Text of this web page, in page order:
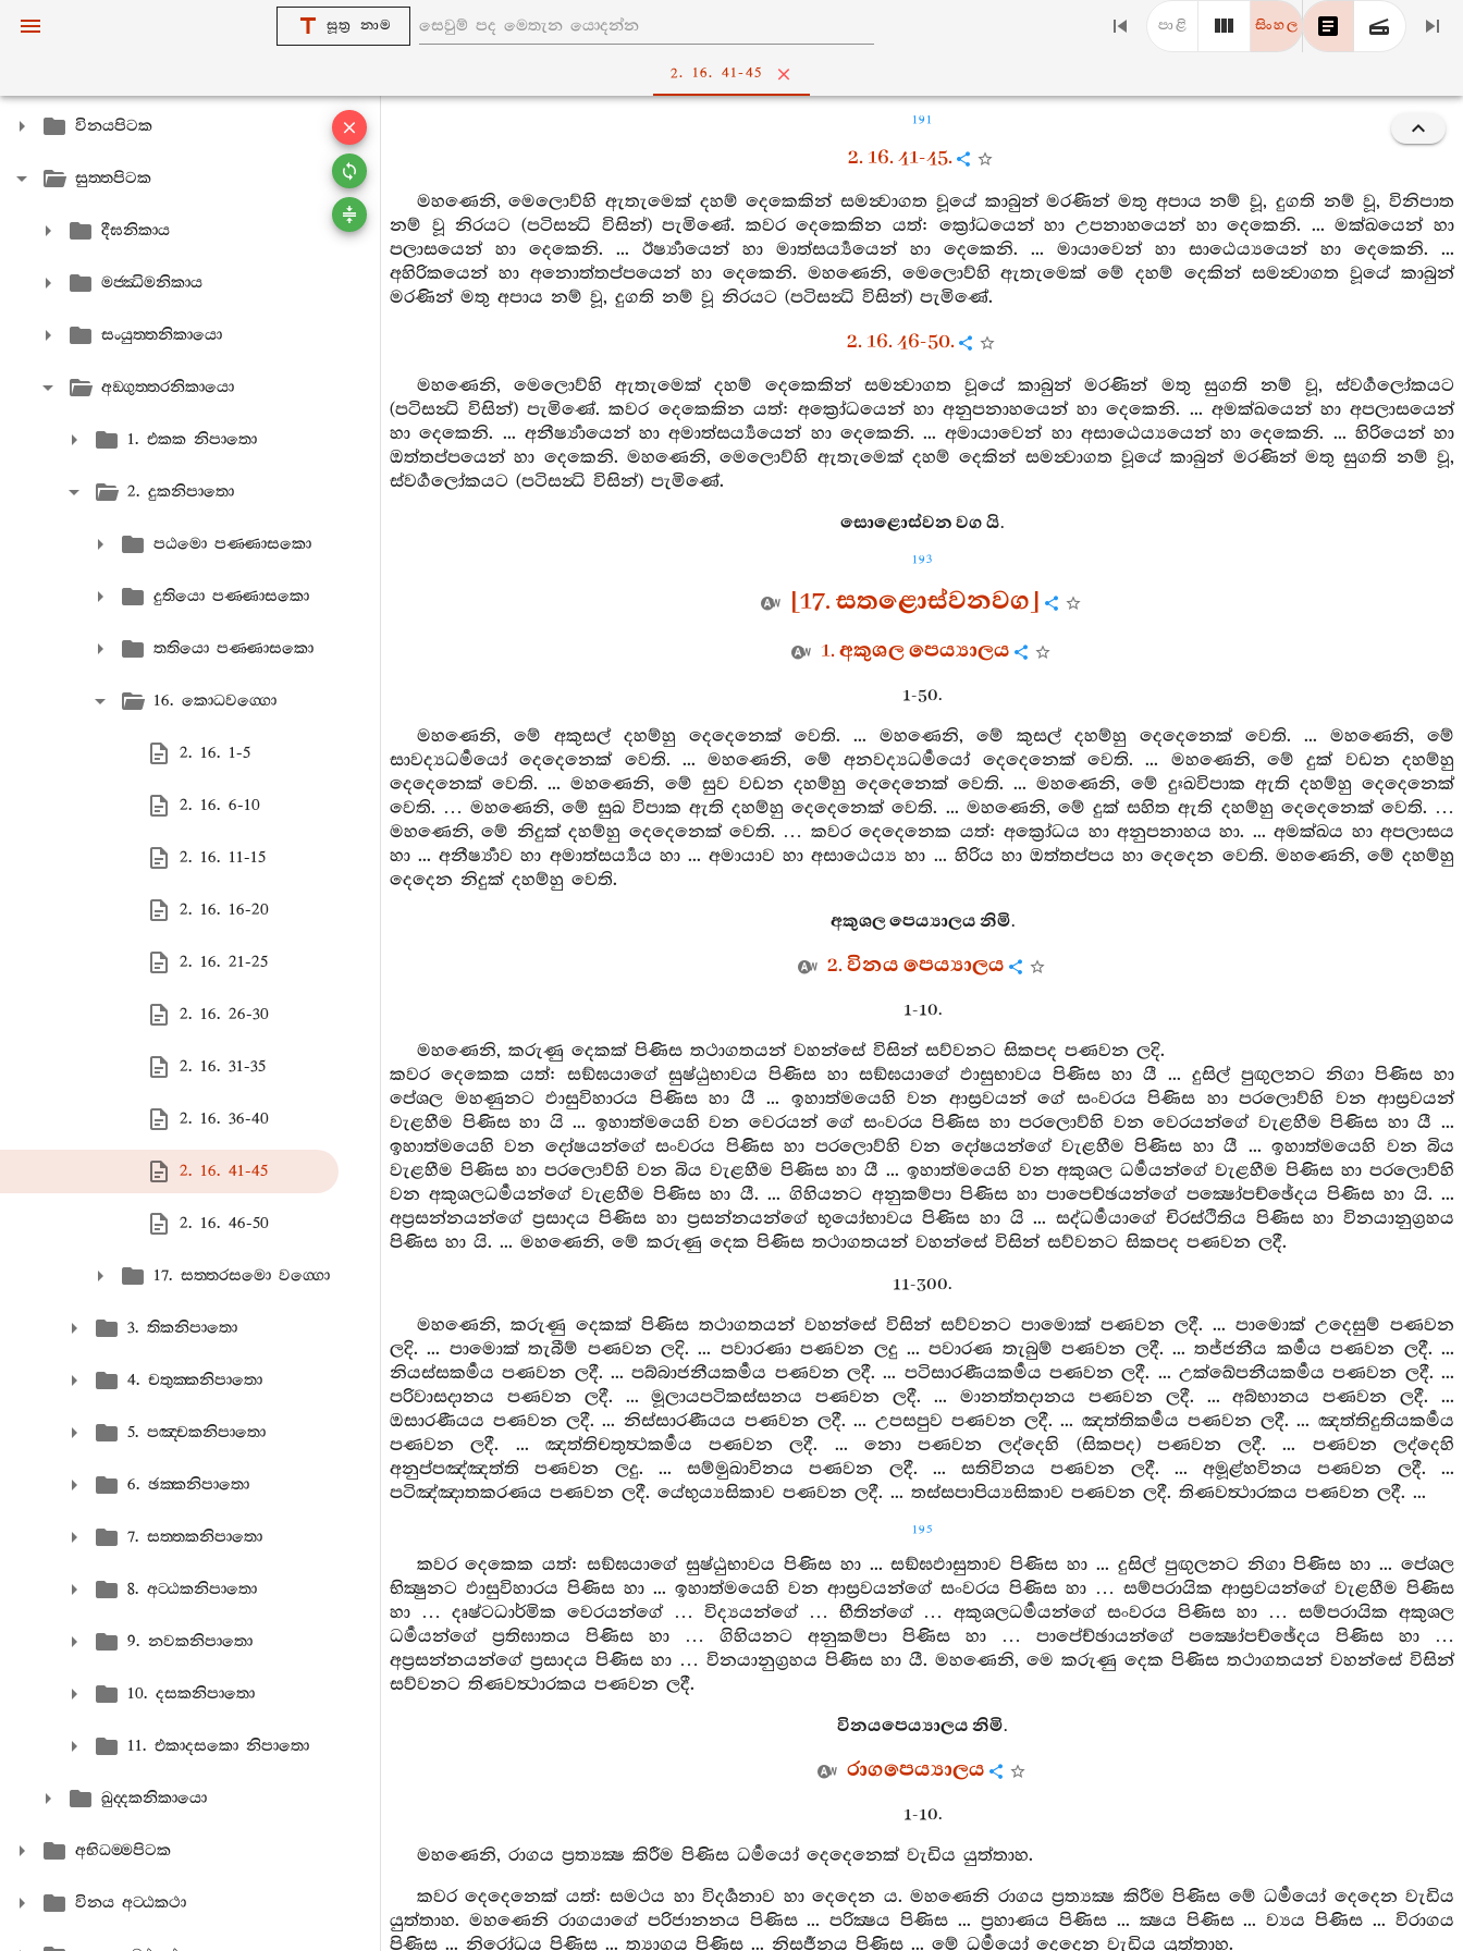
සූත්‍ර නාම පාළි සිංහල
2. 16. 41-45
විනයපිටක
සුත‍්තපිටක
දීඝනිකාය
මජ‍්ඣිමනිකාය
සංයුත‍්තනිකායො
අඞ‍්ගුත‍්තරනිකායො
1. එකක නිපාතො
2. දුකනිපාතො
පඨමො පණ‍්ණාසකො
දුතියො පණ‍්ණාසකො
තතියො පණ‍්ණාසකො
16. කොධවග‍්ගො
2. 16. 1-5
2. 16. 6-10
2. 16. 11-15
2. 16. 16-20
2. 16. 21-25
2. 16. 26-30
2. 16. 31-35
2. 16. 36-40
2. 16. 41-45
2. 16. 46-50
17. සත‍්තරසමො වග‍්ගො
3. තිකනිපාතො
4. චතුක‍්කනිපාතො
5. පඤ‍්චකනිපාතො
6. ඡක‍්කනිපාතො
7. සත‍්තකනිපාතො
8. අට‍්ඨකනිපාතො
9. නවකනිපාතො
10. දසකනිපාතො
11. එකාදසකො නිපාතො
ඛුද‍්දකනිකායො
අභිධම‍්මපිටක
විනය අට‍්ඨකථා
191
2. 16. 41-45.
මහණෙනි, මෙලොව්හි ඇතැමෙක් දහම් දෙකෙකින් සමන්‍වාගත වූයේ කාබුන් මරණින් මතු අපාය නම් වූ, දුගති නම් වූ, විනිපාත
නම් වූ නිරයට (පටිසන්‍ධි විසින්) පැමිණේ. කවර දෙකෙකින යත්: ක්‍රෝධයෙන් හා උපනාහයෙන් හා දෙකෙනි. ... මක්ඛයෙන් හා
පලාසයෙන් හා දෙකෙනි. ... ඊර්‍ෂ්‍යායෙන් හා මාත්සර්‍ය්‍යයෙන් හා දෙකෙනි. ... මායාවෙන් හා සාඨෙය්‍යයෙන් හා දෙකෙනි. ...
අහිරිකයෙන් හා අනොත්තප්පයෙන් හා දෙකෙනි. මහණෙනි, මෙලොව්හි ඇතැමෙක් මේ දහම් දෙකින් සමන්‍වාගත වූයේ කාබුන්
මරණින් මතු අපාය නම් වූ, දුගති නම් වූ නිරයට (පටිසන්‍ධි විසින්) පැමිණේ.
2. 16. 46-50.
මහණෙනි, මෙලොව්හි ඇතැමෙක් දහම් දෙකෙකින් සමන්‍වාගත වූයේ කාබුන් මරණින් මතු සුගති නම් වූ, ස්වර්‍ගලෝකයට
(පටිසන්‍ධි විසින්) පැමිණේ. කවර දෙකෙකින යත්: අක්‍රෝධයෙන් හා අනුපනාහයෙන් හා දෙකෙනි. ... අමක්ඛයෙන් හා අපලාසයෙන්
හා දෙකෙනි. ... අනීර්‍ෂ්‍යායෙන් හා අමාත්සර්‍ය්‍යයෙන් හා දෙකෙනි. ... අමායාවෙන් හා අසාඨෙය්‍යයෙන් හා දෙකෙනි. ... හිරියෙන් හා
ඔත්තප්පයෙන් හා දෙකෙනි. මහණෙනි, මෙලොව්හි ඇතැමෙක් දහම් දෙකින් සමන්‍වාගත වූයේ කාබුන් මරණින් මතු සුගති නම් වූ,
ස්වර්‍ගලෝකයට (පටිසන්‍ධි විසින්) පැමිණේ.
සොළොස්වන වග යි.
193
[17. සතළොස්වනවග]
1. අකුශල පෙය්‍යාලය
1-50.
මහණෙනි, මේ අකුසල් දහම්හු දෙදෙනෙක් වෙති. ... මහණෙනි, මේ කුසල් දහම්හු දෙදෙනෙක් වෙති. ... මහණෙනි, මේ
සාවද්‍යධර්‍මයෝ දෙදෙනෙක් වෙති. ... මහණෙනි, මේ අනවද්‍යධර්‍මයෝ දෙදෙනෙක් වෙති. ... මහණෙනි, මේ දුක් වඩන දහම්හු
දෙදෙනෙක් වෙති. ... මහණෙනි, මේ සුව වඩන දහම්හු දෙදෙනෙක් වෙති. ... මහණෙනි, මේ දුඃඛවිපාක ඇති දහම්හු දෙදෙනෙක්
වෙති. … මහණෙනි, මේ සුඛ විපාක ඇති දහම්හු දෙදෙනෙක් වෙති. ... මහණෙනි, මේ දුක් සහිත ඇති දහම්හු දෙදෙනෙක් වෙති. …
මහණෙනි, මේ නිදුක් දහම්හු දෙදෙනෙක් වෙති. … කවර දෙදෙනෙක යත්: අක්‍රෝධය හා අනුපනාහය හා. ... අමක්ඛය හා අපලාසය
හා ... අනීර්‍ෂ්‍යාව හා අමාත්සර්‍ය්‍යය හා ... අමායාව හා අසාඨෙය්‍ය හා ... හිරිය හා ඔත්තප්පය හා දෙදෙන වෙති. මහණෙනි, මේ දහම්හු
දෙදෙන නිදුක් දහම්හු වෙති.
අකුශල පෙය්‍යාලය නිමි.
2. විනය පෙය්‍යාලය
1-10.
මහණෙනි, කරුණු දෙකක් පිණිස තථාගතයන් වහන්සේ විසින් සව්වනට සිකපද පණවන ලදි.
කවර දෙකෙක යත්: සඞ්ඝයාගේ සුෂ්ඨුභාවය පිණිස හා සඞ්ඝයාගේ ඵාසුභාවය පිණිස හා යී ... දුසිල් පුඟුලනට නිගා පිණිස හා
පේශල මහණුනට ඵාසුවිහාරය පිණිස හා යී ... ඉහාත්මයෙහි වන ආස්‍රවයන් ගේ සංවරය පිණිස හා පරලොව්හි වන ආස්‍රවයන්
වැළහීම පිණිස හා යි ... ඉහාත්මයෙහි වන වෙරයන් ගේ සංවරය පිණිස හා පරලොව්හි වන වෙරයන්ගේ වැළහීම පිණිස හා යී ...
ඉහාත්මයෙහි වන දෝෂයන්ගේ සංවරය පිණිස හා පරලොව්හි වන දෝෂයන්ගේ වැළහීම පිණිස හා යී ... ඉහාත්මයෙහි වන බිය
වැළහීම පිණිස හා පරලොව්හි වන බිය වැළහීම පිණිස හා යී ... ඉහාත්මයෙහි වන අකුශල ධර්‍මයන්ගේ වැළහීම පිණිස හා පරලොව්හි
වන අකුශලධර්‍මයන්ගේ වැළහීම පිණිස හා යී. ... ගිහියනට අනුකම්පා පිණිස හා පාපෙච්ඡයන්ගේ පක්‍ෂෝපච්ඡේදය පිණිස හා යි. ...
අප්‍රසන්නයන්ගේ ප්‍රසාදය පිණිස හා ප්‍රසන්නයන්ගේ භූයෝභාවය පිණිස හා යි ... සද්ධර්‍මයාගේ චිරස්ථිතිය පිණිස හා විනයානුග්‍රහය
පිණිස හා යි. ... මහණෙනි, මේ කරුණු දෙක පිණිස තථාගතයන් වහන්සේ විසින් සව්වනට සිකපද පණවන ලදී.
11-300.
මහණෙනි, කරුණු දෙකක් පිණිස තථාගතයන් වහන්සේ විසින් සව්වනට පාමොක් පණවන ලදී. ... පාමොක් උදෙසුම් පණවන
ලදි. ... පාමොක් තැබීම් පණවන ලදි. ... පවාරණා පණවන ලදු ... පවාරණ තැබුම් පණවන ලදී. ... තජ්ජනීය කර්‍මය පණවන ලදී. ...
නියස්සකර්‍මය පණවන ලදී. ... පබ්බාජනීයකර්‍මය පණවන ලදී. ... පටිසාරණීයකර්‍මය පණවන ලදී. ... උක්ඛේපනීයකර්‍මය පණවන ලදී. ...
පරිවාසදානය පණවන ලදී. ... මූලායපටිකස්සනය පණවන ලදී. ... මානත්තදානය පණවන ලදී. ... අබ්භානය පණවන ලදී. ...
ඔසාරණීයය පණවන ලදී. ... නිස්සාරණීයය පණවන ලදී. ... උපසපුව පණවන ලදී. ... ඤත්තිකර්‍මය පණවන ලදී. ... ඤත්තිදුතියකර්‍මය
පණවන ලදී. ... ඤත්තිචතුත්‍ථකර්‍මය පණවන ලදී. ... නො පණවන ලද්දෙහි (සිකපද) පණවන ලදී. ... පණවන ලද්දෙහි
අනුප්පඤ්ඤත්ති පණවන ලදු. ... සම්මුඛාවිනය පණවන ලදී. ... සතිවිනය පණවන ලදී. ... අමූළ්හවිනය පණවන ලදී. ...
පටිඤ්ඤාතකරණය පණවන ලදී. යේභුය්‍යසිකාව පණවන ලදී. ... තස්සපාපිය්‍යසිකාව පණවන ලදී. තිණවත්‍ථාරකය පණවන ලදී. ...
195
කවර දෙකෙක යත්: සඞ්ඝයාගේ සුෂ්ඨුභාවය පිණිස හා ... සඞ්ඝඵාසුතාව පිණිස හා ... දුසිල් පුඟුලනට නිගා පිණිස හා ... පේශල
භික්‍ෂුනට ඵාසුවිහාරය පිණිස හා ... ඉහාත්මයෙහි වන ආස්‍රවයන්ගේ සංවරය පිණිස හා … සම්පරායික ආස්‍රවයන්ගේ වැළහීම පිණිස
හා … දෘෂ්ටධාර්මික වෙරයන්ගේ … විද්‍යයන්ගේ … භීතින්ගේ … අකුශලධර්‍මයන්ගේ සංවරය පිණිස හා … සම්පරායික අකුශල
ධර්‍මයන්ගේ ප්‍රතිඝාතය පිණිස හා … ගිහියනට අනුකම්පා පිණිස හා … පාපේච්ඡායන්ගේ පක්‍ෂෝපච්ඡේදය පිණිස හා …
අප්‍රසන්නයන්ගේ ප්‍රසාදය පිණිස හා … විනයානුග්‍රහය පිණිස හා යී. මහණෙනි, මෙ කරුණු දෙක පිණිස තථාගතයන් වහන්සේ විසින්
සව්වනට තිණවත්‍ථාරකය පණවන ලදී.
විනයපෙය්‍යාලය නිමි.
රාගපෙය්‍යාලය
1-10.
මහණෙනි, රාගය ප්‍රත්‍යක්‍ෂ කිරීම පිණිස ධර්‍මයෝ දෙදෙනෙක් වැඩිය යුත්තාහ.
කවර දෙදෙනෙක් යත්: සමථය හා විදර්‍ශනාව හා දෙදෙන ය. මහණෙනි රාගය ප්‍රත්‍යක්‍ෂ කිරීම පිණිස මේ ධර්‍මයෝ දෙදෙන වැඩිය
යුත්තාහ. මහණෙනි රාගයාගේ පරිජානනය පිණිස ... පරික්‍ෂය පිණිස ... ප්‍රහාණය පිණිස ... ක්‍ෂය පිණිස ... ව්‍යය පිණිස ... විරාගය
පිණිස ... නිරෝධය පිණිස ... ත්‍යාගය පිණිස ... නිසර්‍ජනය පිණිස ... මේ ධර්‍මයෝ දෙදෙන වැඩිය යුත්තාහ.